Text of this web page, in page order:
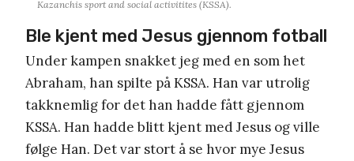
Kazanchis sport and social activitites (KSSA).
Ble kjent med Jesus gjennom fotball
Under kampen snakket jeg med en som het
Abraham, han spilte på KSSA. Han var utrolig
takknemlig for det han hadde fått gjennom
KSSA. Han hadde blitt kjent med Jesus og ville
følge Han. Det var stort å se hvor mye Jesus